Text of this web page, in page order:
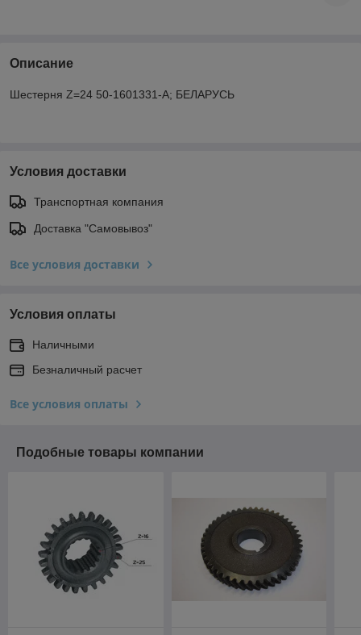
Описание
Шестерня Z=24 50-1601331-А; БЕЛАРУСЬ
Условия доставки
Транспортная компания
Доставка "Самовывоз"
Все условия доставки
Условия оплаты
Наличными
Безналичный расчет
Все условия оплаты
Подобные товары компании